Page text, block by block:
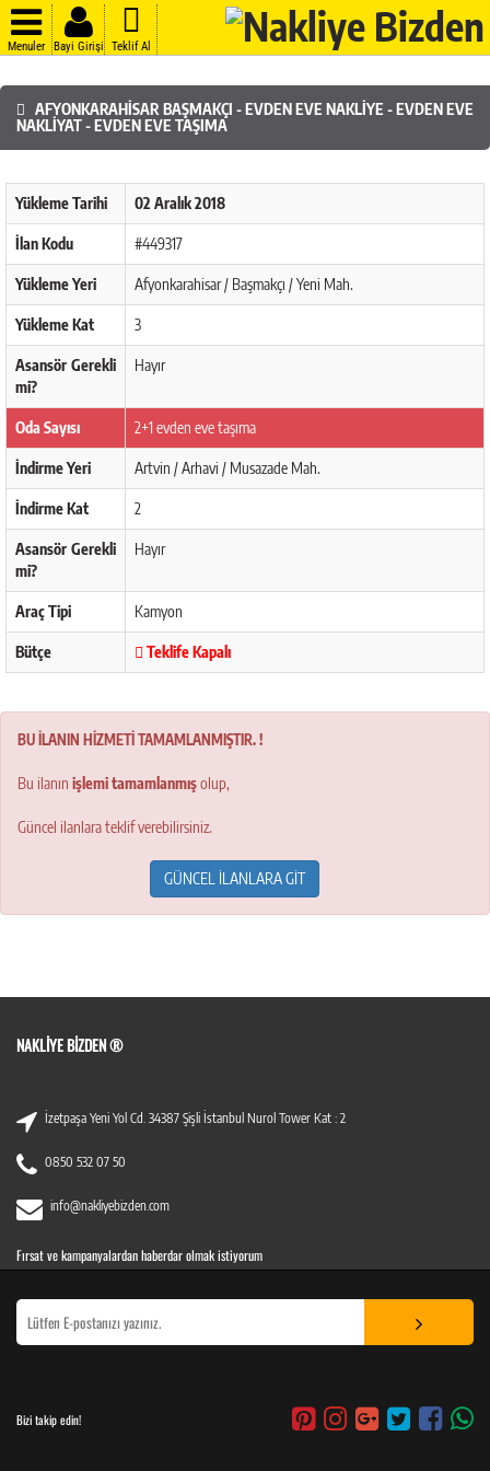
Menuler Bayi Girişi Teklif Al
AFYONKARAHISAR BAŞMAKÇI - EVDEN EVE NAKLIYE - EVDEN EVE
NAKLIYAT - EVDEN EVE TAŞIMA
Yükleme Tarihi 02 Aralık 2018
İlan Kodu #449317
Yükleme Yeri Afyonkarahisar / Başmakçı / Yeni Mah.
Yükleme Kat 3
Asansör Gerekli
mi?
Hayır
Oda Sayısı 2+1 evden eve taşıma
İndirme Yeri Artvin / Arhavi / Musazade Mah.
İndirme Kat 2
Asansör Gerekli
mi?
Hayır
Araç Tipi Kamyon
Bütçe Teklife Kapalı
BU İLANIN HİZMETİ TAMAMLANMIŞTIR. !
Bu ilanın işlemi tamamlanmışolup,
Güncel ilanlara teklif verebilirsiniz.
GÜNCEL İLANLARA GİT
NAKLIYE BIZDEN ®
İzetpaşa Yeni Yol Cd. 34387 Şişli İstanbul Nurol Tower Kat : 2
0850 532 07 50
info@nakliyebizden.com
Fırsat ve kampanyalardan haberdar olmak istiyorum
Bizi takip edin!